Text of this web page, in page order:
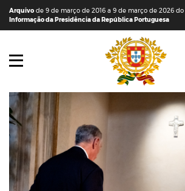
Saltar para o conteúdo (tecla de
Mapa do Sítio
Arquivo de 9 de março de 2016 a 9 de março de 2026 do
Informação da Presidência da República Portuguesa
Abrir menu principal